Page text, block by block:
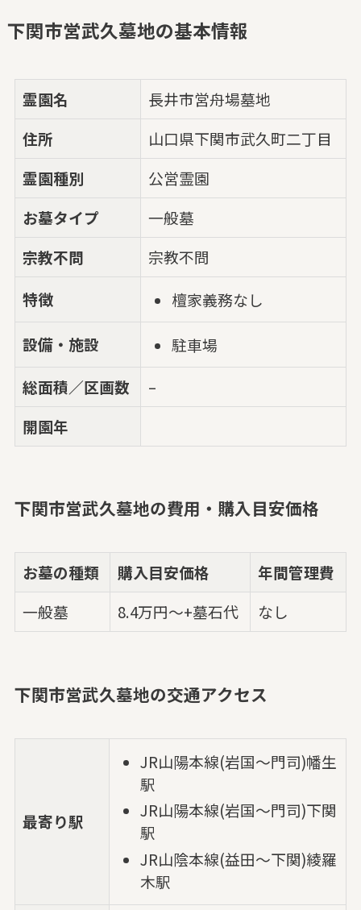
下関市営武久墓地の基本情報
霊園名
長井市営舟場墓地
住所
山口県下関市武久町二丁目
霊園種別
公営霊園
お墓タイプ
一般墓
宗教不問
宗教不問
特徴
檀家義務なし
設備・施設
駐車場
総面積／区画数
–
開園年
下関市営武久墓地の費用・購入目安価格
お墓の種類 購入目安価格
年間管理費
一般墓
8.4万円～+墓石代 なし
下関市営武久墓地の交通アクセス
最寄り駅
JR山陽本線(岩国～門司)幡生
駅
JR山陽本線(岩国～門司)下関
駅
JR山陰本線(益田～下関)綾羅
木駅